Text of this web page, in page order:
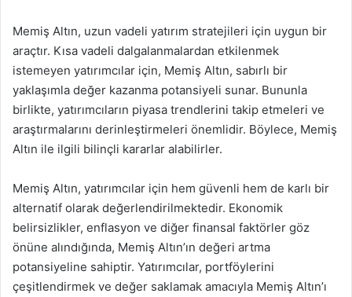
Memiş Altın, uzun vadeli yatırım stratejileri için uygun bir
araçtır. Kısa vadeli dalgalanmalardan etkilenmek
istemeyen yatırımcılar için, Memiş Altın, sabırlı bir
yaklaşımla değer kazanma potansiyeli sunar. Bununla
birlikte, yatırımcıların piyasa trendlerini takip etmeleri ve
araştırmalarını derinleştirmeleri önemlidir. Böylece, Memiş
Altın ile ilgili bilinçli kararlar alabilirler.
Memiş Altın, yatırımcılar için hem güvenli hem de karlı bir
alternatif olarak değerlendirilmektedir. Ekonomik
belirsizlikler, enflasyon ve diğer finansal faktörler göz
önüne alındığında, Memiş Altın’ın değeri artma
potansiyeline sahiptir. Yatırımcılar, portföylerini
çeşitlendirmek ve değer saklamak amacıyla Memiş Altın’ı